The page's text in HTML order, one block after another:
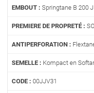
EMBOUT : Springtane B 200
PREMIERE DE PROPRETÉ :
ANTIPERFORATION :
SEMELLE : Kompact en
CODE : 00JJV31